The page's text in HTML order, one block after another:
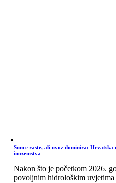
Sunce raste, ali uvoz dominira:
inozemstva
Nakon što je početkom 2026.
povoljnim hidrološkim